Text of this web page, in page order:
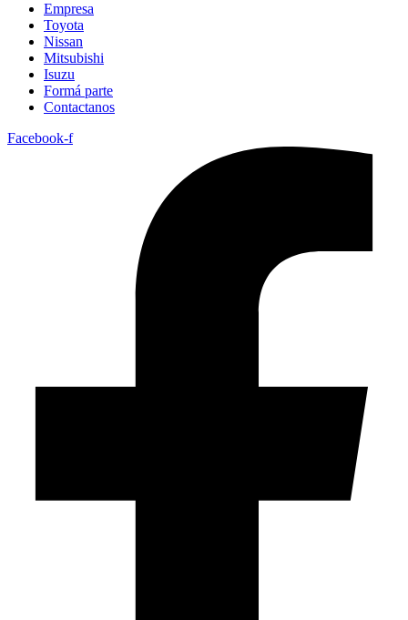
Empresa
Toyota
Nissan
Mitsubishi
Isuzu
Formá parte
Contactanos
Facebook-f